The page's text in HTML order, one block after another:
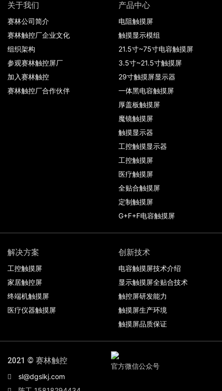
关于我们
赛林公司简介
赛林触控厂企业文化
组织架构
参观赛林触控屏厂
加入赛林触控
赛林触控厂合作伙伴
产品中心
电阻触摸屏
触摸显示模组
21.5寸~75寸电容触摸屏
3.5寸~21.5寸触摸屏
29寸触摸屏显示器
一体黑电容触摸屏
厚盖板触摸屏
魔镜触摸屏
触摸显示器
工控触摸显示器
工控触摸屏
医疗触摸屏
全贴合触摸屏
定制触摸屏
G+F+F电容触摸屏
解决方案
工控触摸屏
家居触控屏
终端机触摸屏
医疗仪器触摸屏
创新技术
电容触摸屏技术介绍
显示触摸屏全贴合技术
触控屏研发能力
触摸屏生产环境
触摸屏品质保证
2021 © 赛林触控
sl@dgslkj.com
官方微信公众号